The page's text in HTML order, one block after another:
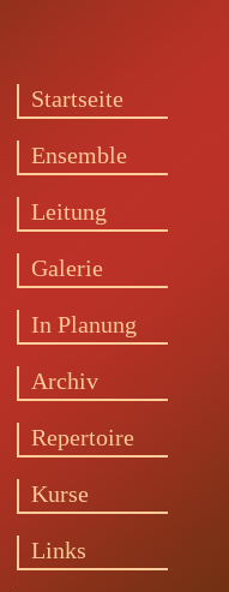
Startseite
Ensemble
Leitung
Galerie
In Planung
Archiv
Repertoire
Kurse
Links